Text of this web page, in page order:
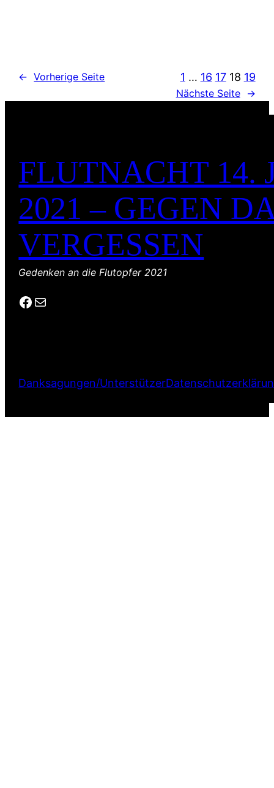
← Vorherige Seite 1 … 16 17 18 19
Nächste Seite →
FLUTNACHT 14.
2021 – GEGEN
VERGESSEN
Gedenken an die Flutopfer 2021
Facebook
E-Mail
Danksagungen/Unterstützer